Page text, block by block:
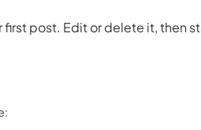
first post. Edit or delete it, then